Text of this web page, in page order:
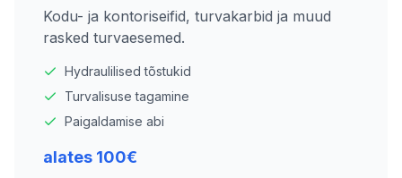
Kodu- ja kontoriseifid, turvakarbid ja muud
rasked turvaesemed.
Hydraulilised tõstukid
Turvalisuse tagamine
Paigaldamise abi
alates 100€